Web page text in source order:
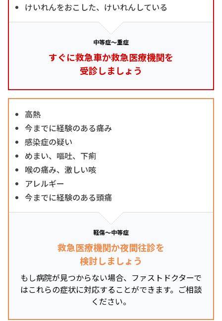
けいれんをおこした、けいれんしている
中等症～重症
すぐに救急車か救急医療機関を
受診しましょう
高熱
今までに経験のある痛み
感染症の疑い
めまい、嘔吐、下痢
喉の痛み、激しい咳
アレルギー
今までに経験のある頭痛
軽傷～中等症
救急医療機関か夜間往診を
検討しましょう
もし病院が見つからない場合、ファストドクターで
はこれらの症状に対応することができます。ご相談
ください。